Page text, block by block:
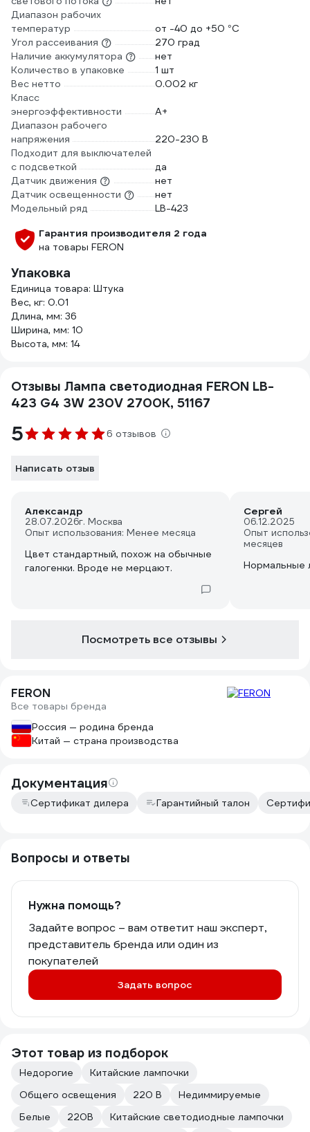
Диапазон рабочих
температур
от -40 до +50 °С
Угол рассеивания
270 град
Наличие аккумулятора
нет
Количество в упаковке
1 шт
Вес нетто
0.002 кг
Класс
энергоэффективности
A+
Диапазон рабочего
напряжения
220-230 В
Подходит для выключателей
с подсветкой
да
Датчик движения
нет
Датчик освещенности
нет
Модельный ряд
LB-423
Гарантия производителя 2 года
на товары FERON
Упаковка
Единица товара: Штука
Вес, кг: 0.01
Длина, мм: 36
Ширина, мм: 10
Высота, мм: 14
Отзывы Лампа светодиодная FERON LB-
423 G4 3W 230V 2700K, 51167
5 6 отзывов
Написать отзыв
Александр
28.07.2026г. Москва
Опыт использования: Менее месяца
Цвет стандартный, похож на обычные
галогенки. Вроде не мерцают.
Сергей
06.12.2025
Опыт
месяцев
Нормальные
Посмотреть все отзывы
FERON
Все товары бренда
Россия — родина бренда
Китай — страна производства
Документация
Сертификат дилера Гарантийный талон
Вопросы и ответы
Нужна помощь?
Задайте вопрос – вам ответит наш эксперт,
представитель бренда или один из
покупателей
Задать вопрос
Этот товар из подборок
Недорогие
Китайские лампочки
Общего освещения
220 В
Недиммируемые
Белые
220В
Китайские светодиодные лампочки